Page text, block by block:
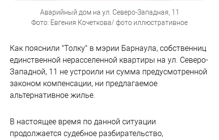
Аварийный дом на ул. Северо-Западная, 11
Фото: Евгения Кочеткова/ фото иллюстративное
Как пояснили "Толку" в мэрии Барнаула, собственниц
единственной нерасселенной квартиры на ул. Северо-
Западной, 11 не устроили ни сумма предусмотренной
законом компенсации, ни предлагаемое
альтернативное жилье.
В настоящее время по данной ситуации
продолжается судебное разбирательство,